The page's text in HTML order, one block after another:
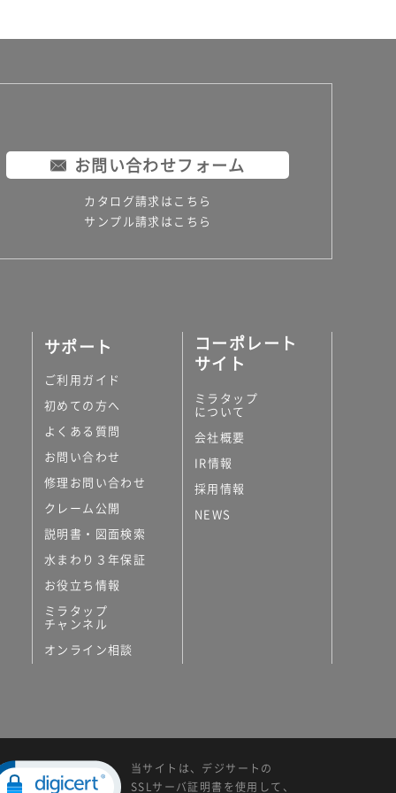
お問い合わせフォーム
カタログ請求はこちら
サンプル請求はこちら
サポート
ご利用ガイド
初めての方へ
よくある質問
お問い合わせ
修理お問い合わせ
クレーム公開
説明書・図面検索
水まわり３年保証
お役立ち情報
ミラタップ
チャンネル
オンライン相談
コーポレート
サイト
ミラタップ
について
会社概要
IR情報
採用情報
NEWS
当サイトは、デジサートの
SSLサーバ証明書を使用して、